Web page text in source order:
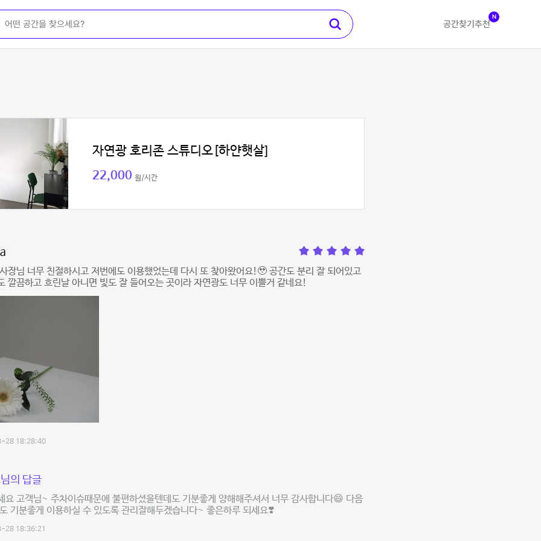
공간찾기 추천
N
자연광 호리존 스튜디오[하얀햇살]
22,000 원/시간
장님 너무 친절하시고 저번에도 이용했었는데 다시 또 찾아왔어요!🥹 공간도 분리 잘 되어있고
깔끔하고 흐린날 아니면 빛도 잘 들어오는 곳이라 자연광도 너무 이쁠거 같네요!
28 18:28:40
의 답글
요 고객님~ 주차이슈때문에 불편하셨을텐데도 기분좋게 양해해주셔서 너무 감사합니다😄 다음
기분좋게 이용하실 수 있도록 관리잘해두겠습니다~ 좋은하루 되세요❣️
28 18:36:21